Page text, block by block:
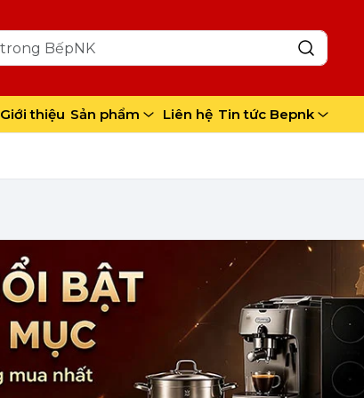
Giới thiệu Sản phẩm Liên hệ Tin tức Bepnk